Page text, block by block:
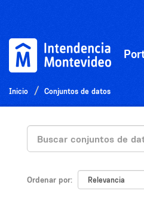
Inicio Conjuntos de datos
Ordenar por